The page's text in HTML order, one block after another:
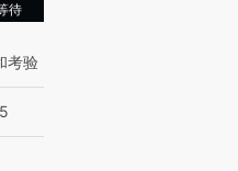
待
考验